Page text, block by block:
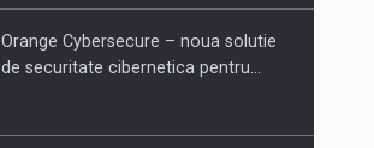
Orange Cybersecure – noua solutie
de securitate cibernetica pentru…